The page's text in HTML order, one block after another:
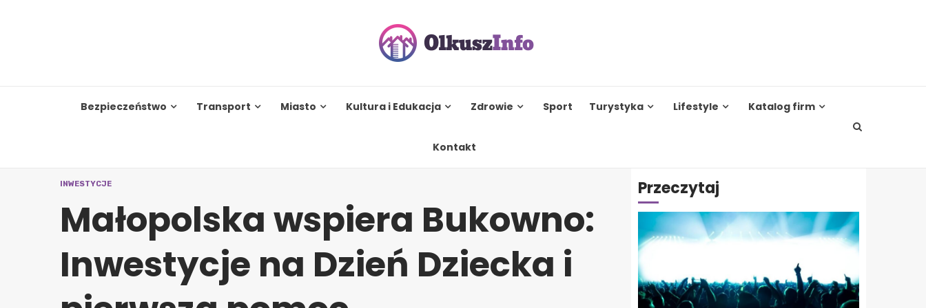
Bezpieczeństwo Transport Miasto Kultura i Edukacja Zdrowie Sport Turystyka Lifestyle Katalog firm
Kontakt
INWESTYCJE
Małopolska wspiera Bukowno:
Inwestycje na Dzień Dziecka i
Przeczytaj